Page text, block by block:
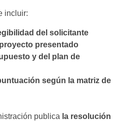
incluir:
del solicitante
presentado
y del plan de
según la matriz de
publica la resolución